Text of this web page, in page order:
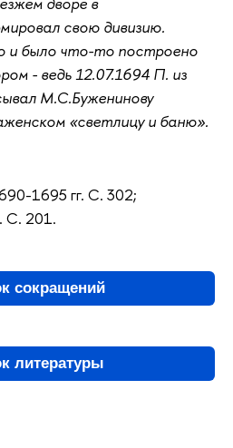
свою дивизию.
и было что-то построено
- ведь 12.07.1694 П. из
М.С.Буженинову
«светлицу и баню».
1695 гг. С. 302;
С. 201.
сокращений
литературы